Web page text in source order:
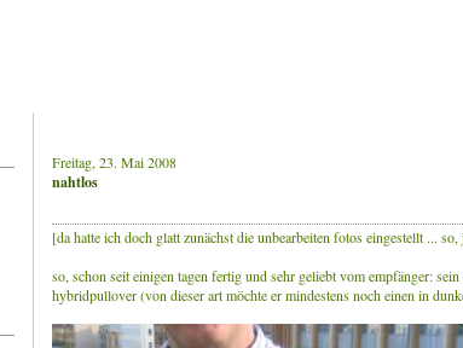
Freitag, 23. Mai 2008
nahtlos
[da hatte ich doch glatt zunächst die unbearbeiten fotos eingestellt ...
so, schon seit einigen tagen fertig und sehr geliebt vom empfänger:
hybridpullover (von dieser art möchte er mindestens noch einen in